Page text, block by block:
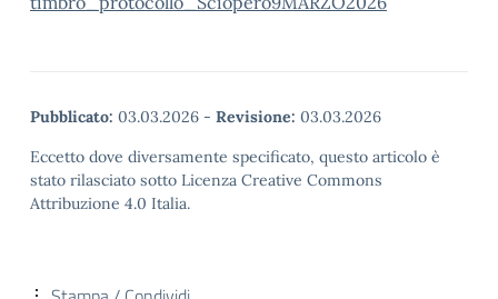
Pubblicato: 03.03.2026 - Revisione: 03.03.2026
Eccetto dove diversamente specificato, questo articolo è
stato rilasciato sotto Licenza Creative Commons
Attribuzione 4.0 Italia.